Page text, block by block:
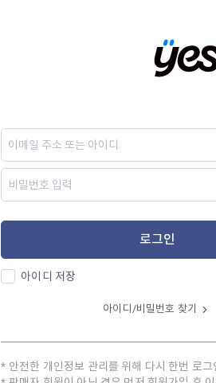
로그인
아이디 저장
아이디/비밀번호 찾기
안전한 개인정보 관리를 위해 다시 한번 로그